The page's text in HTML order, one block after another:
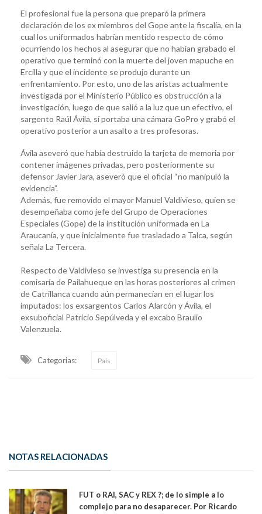
El profesional fue la persona que preparó la primera
declaración de los ex miembros del Gope ante la fiscalía, en la
cual los uniformados habrían mentido respecto de cómo
ocurriendo los hechos al asegurar que no habían grabado el
operativo que terminó con la muerte del joven mapuche en
Ercilla y que el incidente se produjo durante un
enfrentamiento. Por esto, uno de las aristas actualmente
investigada por el Ministerio Público es obstrucción a la
investigación, luego de que salió a la luz que un efectivo, el
sargento Raúl Ávila, sí portaba una cámara GoPro y grabó el
operativo posterior a un asalto a tres profesoras.
Ávila aseveró que había destruido la tarjeta de memoria por
contener imágenes privadas, pero posteriormente su
defensor Javier Jara, aseveró que el oficial “no manipuló la
evidencia”.
Además, fue removido el mayor Manuel Valdivieso, quien se
desempeñaba como jefe del Grupo de Operaciones
Especiales (Gope) de la institución uniformada en La
Araucanía, y que inicialmente fue trasladado a Talca, según
señala La Tercera.
Respecto de Valdivieso se investiga su presencia en la
comisaría de Pailahueque en las horas posteriores al crimen
de Catrillanca cuando aún permanecían en el lugar los
imputados: los exsargentos Carlos Alarcón y Ávila, el
exsuboficial Patricio Sepúlveda y el excabo Braulio
Valenzuela.
Categorias: País
NOTAS RELACIONADAS
FUT o RAI, SAC y REX ?; de lo simple a lo
complejo para no desaparecer. Por Ricardo